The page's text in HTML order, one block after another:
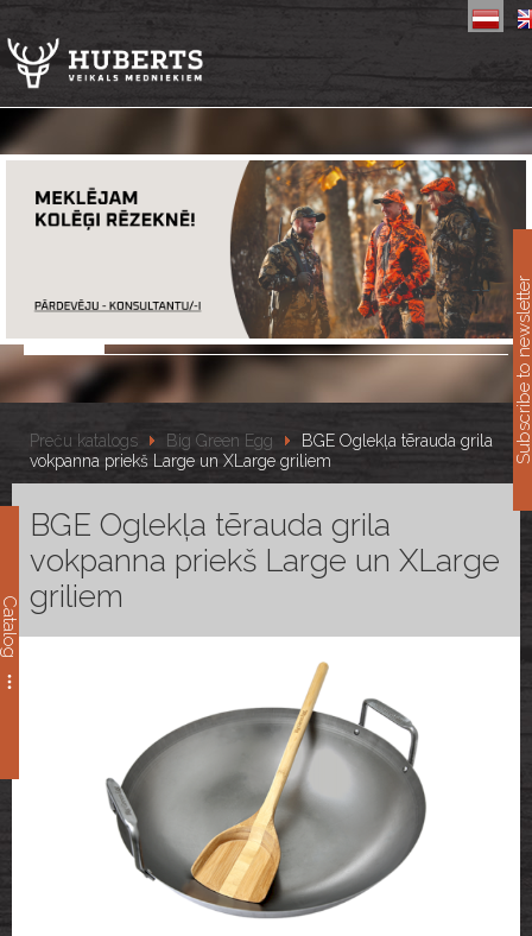
Catalog
Preču katalogs Big Green Egg
BGE Oglekļa tērauda grila
vokpanna priekš Large un XLarge griliem
BGE Oglekļa tērauda grila
vokpanna priekš Large un XLarge
griliem
Subscribe